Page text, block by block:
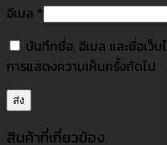
อีเมล *
บันทึกชื่อ, อีเมล และชื่อเว็
การแสดงความเห็นครั้งถัดไป
สินค้าที่เกี่ยวข้อง